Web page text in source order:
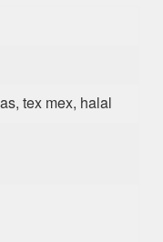
tex mex, halal